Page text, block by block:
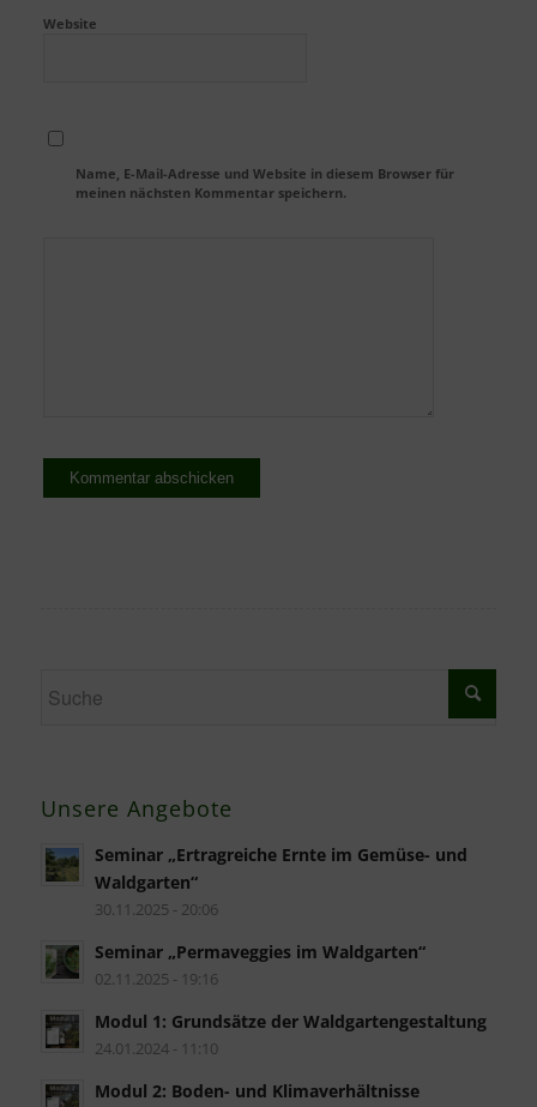
Website
Name, E-Mail-Adresse und Website in diesem Browser für
meinen nächsten Kommentar speichern.
Unsere Angebote
Seminar „Ertragreiche Ernte im Gemüse- und
Waldgarten“
30.11.2025 - 20:06
Seminar „Permaveggies im Waldgarten“
02.11.2025 - 19:16
Modul 1: Grundsätze der Waldgartengestaltung
24.01.2024 - 11:10
Modul 2: Boden- und Klimaverhältnisse